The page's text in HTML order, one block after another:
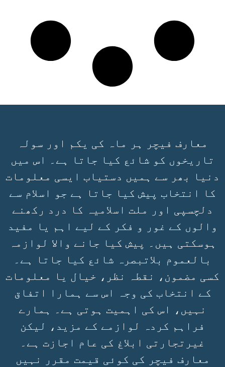
معارف فیچر ہر ماہ کی یکم اور سولہ
تاریخوں کو شائع کیا جاتا ہے۔ اس میں
دنیا بھر سے ہمیں دستیاب ایسی معلومات
کا انتخاب پیش کیا جاتا ہے جو اسلام سے
دلچسپی اور ملت اسلامیہ کا درد رکھنے
والوں کے غور و فکر کے لیے اہم یا مفید
ہوسکتی ہیں۔ پیش کیا جانے والا لوازمہ
بالعموم بلاتبصرہ شائع کیا جاتا ہے۔
کسی مضمون، نقطہ نظر، خیال یا معلومات
کے انتخاب کی وجہ اس سے ہمارا اتفاق
نہیں، اس کی اہمیت ہوتی ہے۔ ہمارے
فراہم کردہ لوازمے کے مزید، لیکن
غیرتجارتی ابلاغ کی عام اجازت ہے۔
معارف فیچر کی کوئی قیمت مقرر نہیں